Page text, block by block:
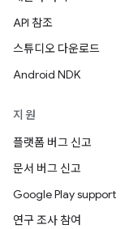
API 참조
스튜디오 다운로드
Android NDK
지원
플랫폼 버그 신고
문서 버그 신고
Google Play support
연구 조사 참여